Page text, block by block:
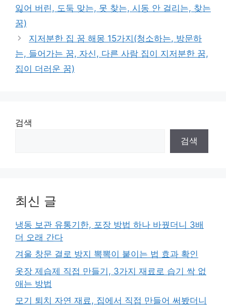
리
잃어 버린, 도둑 맞는, 못 찾는, 시동 안 걸리는, 찾는
꿈)
지저분한 집 꿈 해몽 15가지(청소하는, 방문하
는, 들어가는 꿈, 자신, 다른 사람 집이 지저분한 꿈,
집이 더러운 꿈)
검색
검색
최신 글
냉동 보관 유통기한, 포장 방법 하나 바꿨더니 3배
더 오래 간다
겨울 창문 결로 방지 뽁뽁이 붙이는 법 효과 확인
옷장 제습제 직접 만들기, 3가지 재료로 습기 싹 없
애는 방법
모기 퇴치 자연 재료, 집에서 직접 만들어 써봤더니